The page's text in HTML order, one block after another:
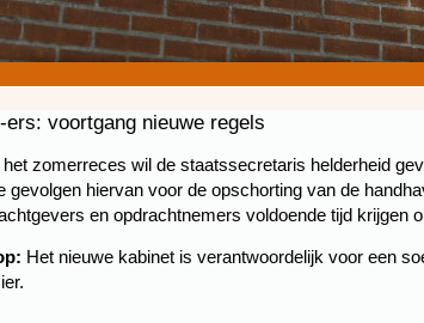
ers: voortgang nieuwe regels
het zomerreces wil de staatssecretaris helderheid
gevolgen hiervan voor de opschorting van de
en opdrachtnemers voldoende tijd krijgen
Het nieuwe kabinet is verantwoordelijk voor een